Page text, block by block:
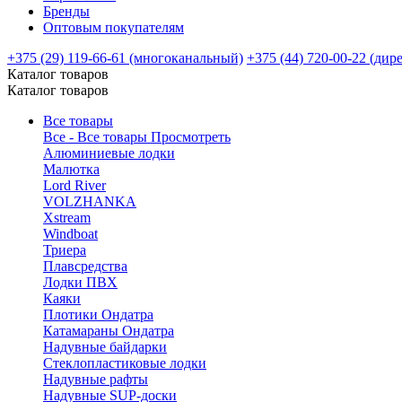
Бренды
Оптовым покупателям
+375 (29) 119-66-61 (многоканальный) +375 (44) 720-00-22
Каталог товаров
Каталог товаров
Все товары
Все - Все товары Просмотреть
Алюминиевые лодки
Малютка
Lord River
VOLZHANKA
Xstream
Windboat
Триера
Плавсредства
Лодки ПВХ
Каяки
Плотики Ондатра
Катамараны Ондатра
Надувные байдарки
Стеклопластиковые лодки
Надувные рафты
Надувные SUP-доски